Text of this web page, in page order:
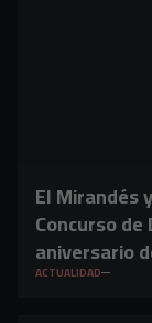
El Mirandés
Concurso
aniversario
ACTUALIDAD